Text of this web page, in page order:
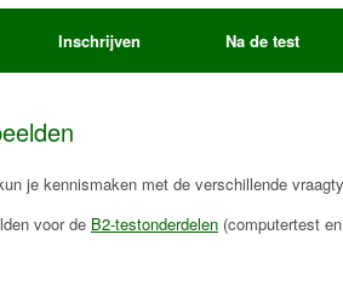
Inschrijven Na de test
je kennismaken met de verschillende
voor de B2-testonderdelen (computertest